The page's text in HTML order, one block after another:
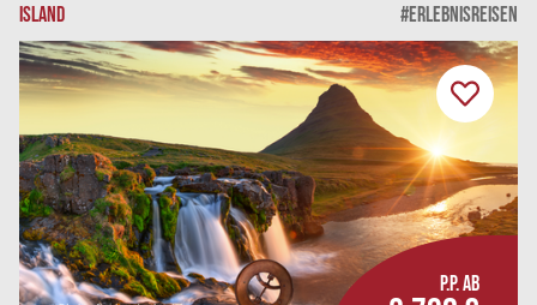
WEITERE LEISTUNGEN
Wintererlebnisse in Levi
Einzelzimmer und Prime Iglu
Belegung: 1
P.P. AB3.909 €
REISE VERBINDLICH ANFRAGEN
ISLAND #ERLEBNISREISEN
P.P. AB